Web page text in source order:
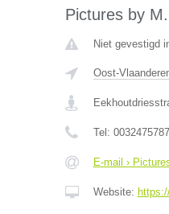
Pictures by
Niet gevestigd
Oost-
Tel:
E-mail ›
Website: